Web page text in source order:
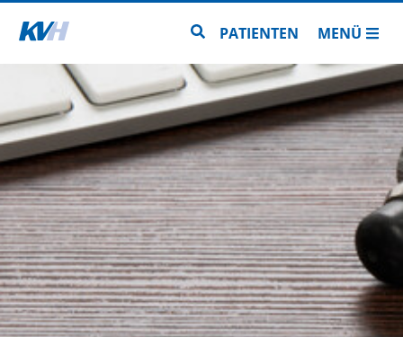
Zur Startseite Zur Seitensuche
PATIENTEN MENÜ